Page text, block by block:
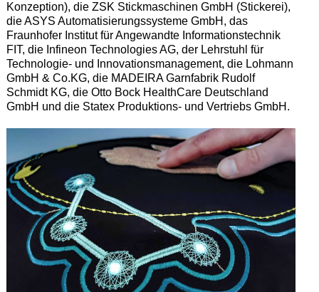
Konzeption), die ZSK Stickmaschinen GmbH (Stickerei),
die ASYS Automatisierungssysteme GmbH, das
Fraunhofer Institut für Angewandte Informationstechnik
FIT, die Infineon Technologies AG, der Lehrstuhl für
Technologie- und Innovationsmanagement, die Lohmann
GmbH & Co.KG, die MADEIRA Garnfabrik Rudolf
Schmidt KG, die Otto Bock HealthCare Deutschland
GmbH und die Statex Produktions- und Vertriebs GmbH.